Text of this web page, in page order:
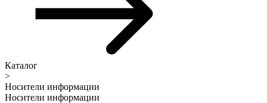
Каталог
>
Носители информации
Носители информации